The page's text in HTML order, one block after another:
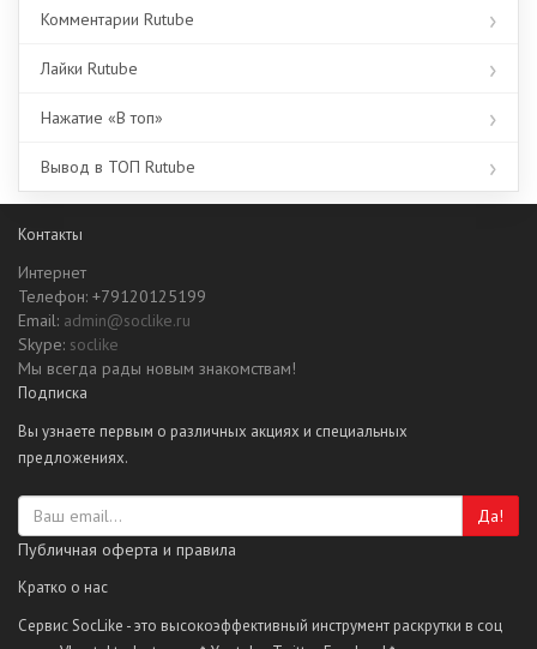
Комментарии Rutube
Лайки Rutube
Нажатие «В топ»
Вывод в ТОП Rutube
Контакты
Интернет
Телефон: +79120125199
Email: admin@soclike.ru
Skype: soclike
Мы всегда рады новым знакомствам!
Подписка
Вы узнаете первым о различных акциях и специальных
предложениях.
Да!
Публичная оферта и правила
Кратко о нас
Сервис SocLike - это высокоэффективный инструмент раскрутки в соц